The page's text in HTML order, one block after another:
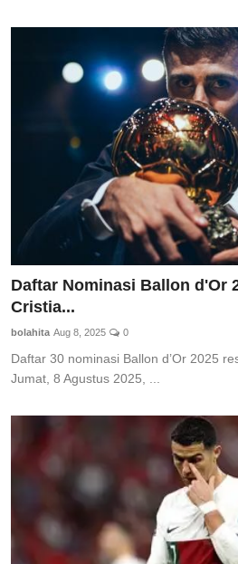
Daftar Nominasi Ballon d'Or
Cristia...
bolahita Aug 8, 2025 0
Daftar 30 nominasi Ballon d’Or 2025
Jumat, 8 Agustus 2025, ...